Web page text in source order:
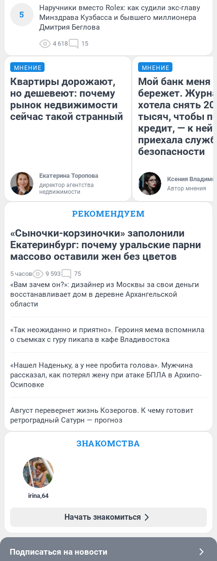
5
Наручники вместо Rolex: как судили экс-главу
Минздрава Кузбасса и бывшего миллионера
Дмитрия Беглова
4 618 15
МНЕНИЕ
Квартиры дорожают,
но дешевеют: почему
рынок недвижимости
сейчас такой странный
Екатерина Торопова
директор агентства
недвижимости
МНЕНИЕ
Мой банк меня
бережет.
хотела снять
тысяч, чтобы
кредит, — к
приехала
безопасности
Ксения
Автор мнения
РЕКОМЕНДУЕМ
«Сыночки-корзиночки» заполонили
Екатеринбург: почему уральские парни
массово оставили жен без цветов
5 часов 9 593 75
«Вам зачем он?»: дизайнер из Москвы за свои деньги
восстанавливает дом в деревне Архангельской
области
«Так неожиданно и приятно». Героиня мема вспомнила
о съемках с гуру пикапа в кафе Владивостока
«Нашел Наденьку, а у нее пробита голова». Мужчина
рассказал, как потерял жену при атаке БПЛА в Архипо-
Осиповке
Август перевернет жизнь Козерогов. К чему готовит
ретроградный Сатурн — прогноз
ЗНАКОМСТВА
irina,64
Начать знакомиться
Подписаться на новости